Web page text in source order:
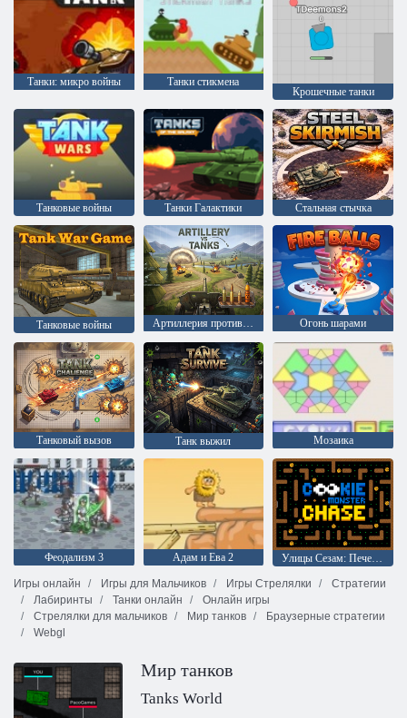
Танки: микро войны
Танки стикмена
Крошечные танки
Танковые войны Танки Галактики Стальная стычка
Танковые войны Артиллерия против танков Огонь шарами
Танковый вызов Танк выжил Мозаика
Феодализм 3 Адам и Ева 2
Улицы Сезам: Печенье Чейз для монстров
Игры онлайн
Игры для Мальчиков Игры Стрелялки
Стратегии
Лабиринты
Танки онлайн
Онлайн игры
Стрелялки для мальчиков
Мир танков
Браузерные стратегии
Webgl
Мир танков
Tanks World